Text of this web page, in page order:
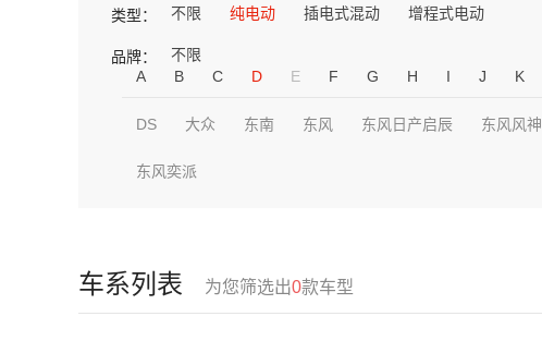
类型： 不限 纯电动 插电式混动 增程式电动
品牌：
不限
A
B C D E F G H I J K
DS 大众 东南 东风 东风日产启辰 东风风神
东风奕派
车系列表 为您筛选出0款车型